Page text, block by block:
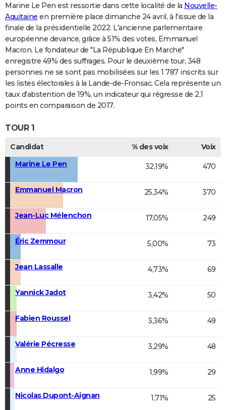
Marine Le Pen est ressortie dans cette localité de la Nouvelle-
Aquitaine en première place dimanche 24 avril, à l'issue de la
finale de la présidentielle 2022. L'ancienne parlementaire
européenne devance, grâce à 51% des votes, Emmanuel
Macron. Le fondateur de "La République En Marche"
enregistre 49% des suffrages. Pour le deuxième tour, 348
personnes ne se sont pas mobilisées sur les 1 787 inscrits sur
les listes électorales à la Lande-de-Fronsac. Cela représente un
taux d'abstention de 19%, un indicateur qui régresse de 2,1
points en comparaison de 2017.
TOUR 1
Candidat % des voix
Voix
Marine Le Pen
32,19% 470
Emmanuel Macron 25,34% 370
Jean-Luc Mélenchon 17,05% 249
Éric Zemmour 5,00% 73
Jean Lassalle 4,73% 69
Yannick Jadot 3,42% 50
Fabien Roussel 3,36% 49
Valérie Pécresse 3,29% 48
Anne Hidalgo 1,99% 29
Nicolas Dupont-Aignan 1,71% 25